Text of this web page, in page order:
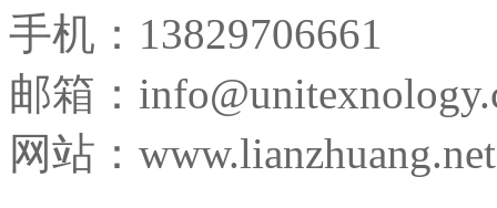
手机：13829706661
邮箱：
网站：www.lianzhuang.net